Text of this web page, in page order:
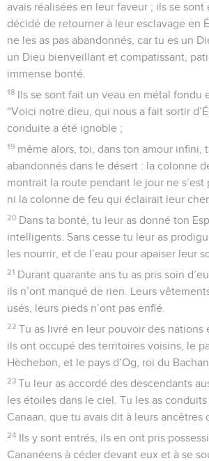
avais réalisées en leur faveur ; ils se
décidé de retourner à leur esclavage en
ne les as pas abandonnés, car tu es un
un Dieu bienveillant et compatissant,
immense bonté.
18 Ils se sont fait un veau en métal fondu
“Voici notre dieu, qui nous a fait sortir
conduite a été ignoble ;
19 même alors, toi, dans ton amour infini,
abandonnés dans le désert : la colonne
montrait la route pendant le jour ne s’est
ni la colonne de feu qui éclairait leur
20 Dans ta bonté, tu leur as donné ton
intelligents. Sans cesse tu leur as
les nourrir, et de l’eau pour apaiser leur
21 Durant quarante ans tu as pris soin
ils n’ont manqué de rien. Leurs
usés, leurs pieds n’ont pas enflé.
22 Tu as livré en leur pouvoir des nations
ils ont occupé des territoires voisins, le
Hèchebon, et le pays d’Og, roi du Bachan.
23 Tu leur as accordé des descendants
les étoiles dans le ciel. Tu les as
Canaan, que tu avais dit à leurs ancêtres
24 Ils y sont entrés, ils en ont pris
Cananéens à céder devant eux et à se